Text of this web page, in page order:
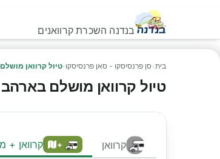
בנדנה השכרת קרוואנים
בית›סן פרנסיסקו - סאן פרנסיסקו ›טיול קרוואן
טיול קרוואן מושלם
קרוואן + קרוואן +